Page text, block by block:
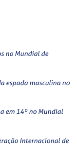
no Mundial de
espada masculina no
em 14º no Mundial
Internacional de